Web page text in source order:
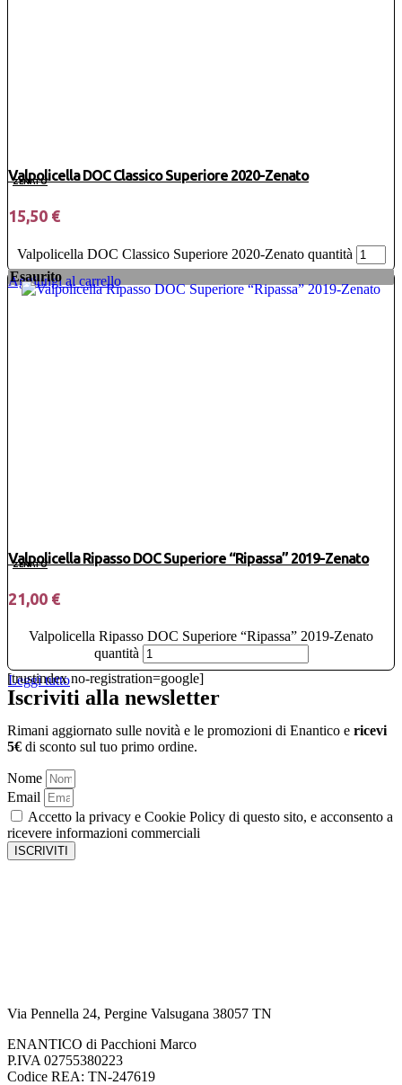
Valpolicella DOC Classico Superiore 2020-Zenato
ZENATO
15,50 €
Valpolicella DOC Classico Superiore 2020-Zenato quantità
Aggiungi al carrello
Esaurito
Valpolicella Ripasso DOC Superiore “Ripassa” 2019-Zenato
ZENATO
21,00 €
Valpolicella Ripasso DOC Superiore “Ripassa” 2019-Zenato
quantità
Leggi tutto
[trustindex no-registration=google]
Iscriviti alla newsletter
Rimani aggiornato sulle novità e le promozioni di Enantico e ricevi
5€ di sconto sul tuo primo ordine.
Nome
Email
Accetto la privacy e Cookie Policy di questo sito, e acconsento a
ricevere informazioni commerciali
ISCRIVITI
Via Pennella 24, Pergine Valsugana 38057 TN
ENANTICO di Pacchioni Marco
P.IVA 02755380223
Codice REA: TN-247619